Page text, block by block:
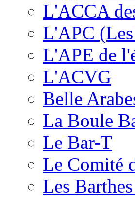
L'ACCA
L'APC
L'APE de
L'ACVG
Belle
La Boule
Le Bar-T
Le Comité
Les